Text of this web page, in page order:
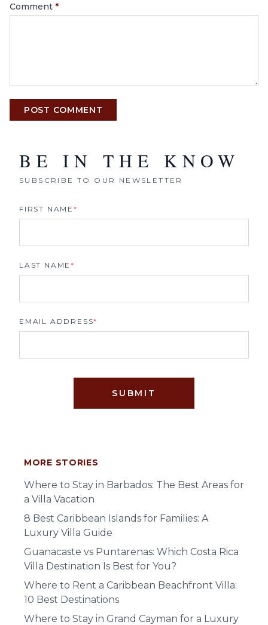
Comment *
POST COMMENT
BE IN THE KNOW
SUBSCRIBE TO OUR NEWSLETTER
FIRST NAME*
LAST NAME*
EMAIL ADDRESS*
SUBMIT
MORE STORIES
Where to Stay in Barbados: The Best Areas for
a Villa Vacation
8 Best Caribbean Islands for Families: A
Luxury Villa Guide
Guanacaste vs Puntarenas: Which Costa Rica
Villa Destination Is Best for You?
Where to Rent a Caribbean Beachfront Villa:
10 Best Destinations
Where to Stay in Grand Cayman for a Luxury